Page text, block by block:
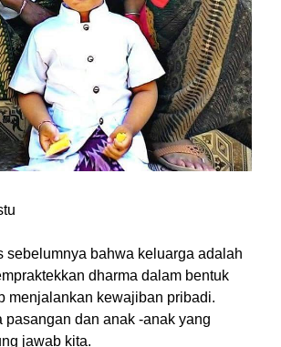
sebelumnya bahwa keluarga adalah
dharma dalam bentuk
menjalankan kewajiban pribadi.
pasangan dan anak -anak yang
jawab kita.